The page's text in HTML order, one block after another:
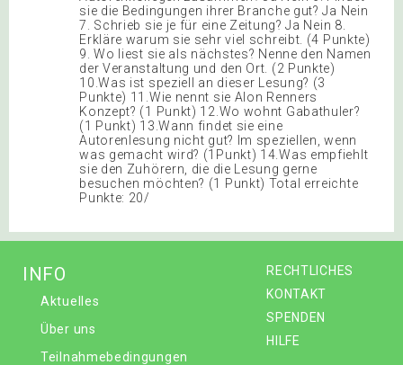
sie die Bedingungen ihrer Branche gut? Ja Nein
7. Schrieb sie je für eine Zeitung? Ja Nein 8.
Erkläre warum sie sehr viel schreibt. (4 Punkte)
9. Wo liest sie als nächstes? Nenne den Namen
der Veranstaltung und den Ort. (2 Punkte)
10.Was ist speziell an dieser Lesung? (3
Punkte) 11.Wie nennt sie Alon Renners
Konzept? (1 Punkt) 12.Wo wohnt Gabathuler?
(1 Punkt) 13.Wann findet sie eine
Autorenlesung nicht gut? Im speziellen, wenn
was gemacht wird? (1Punkt) 14.Was empfiehlt
sie den Zuhörern, die die Lesung gerne
besuchen möchten? (1 Punkt) Total erreichte
Punkte: 20/
RECHTLICHES
KONTAKT
SPENDEN
HILFE
INFO
Aktuelles
Über uns
Teilnahmebedingungen